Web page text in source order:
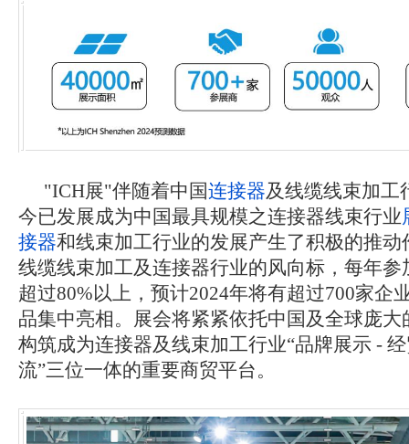
"ICH展"伴随着中国连接器及线缆线束加工
今已发展成为中国最具规模之连接器线束行业
接器和线束加工行业的发展产生了积极的推动
线缆线束加工及连接器行业的风向标，每年参
超过80%以上，预计2024年将有超过700家企
品集中亮相。展会将紧紧依托中国及全球庞
构筑成为连接器及线束加工行业“品牌展示 -
流”三位一体的重要商贸平台。